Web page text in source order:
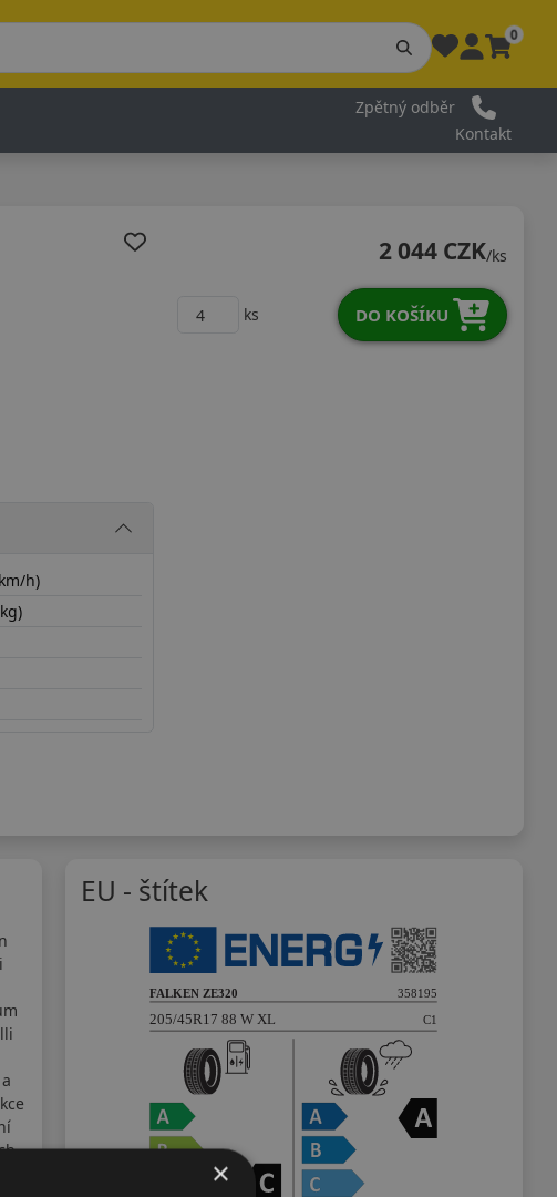
0
Zpětný odběr
Kontakt
h)
2 044 CZK/ks
ks DO KOŠÍKU
EU - štítek
×